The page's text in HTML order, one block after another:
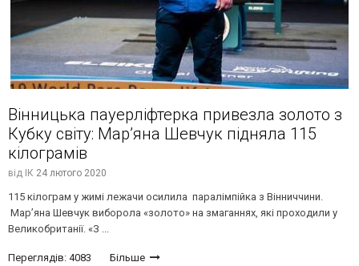
Вінницька пауерліфтерка привезла золото з
Кубку світу: Мар’яна Шевчук підняла 115
кілограмів
від ІК 24 лютого 2020
115 кілограм у жимі лежачи осилила паралімпійка з Вінниччини.
Мар’яна Шевчук виборола «золото» на змаганнях, які проходили у
Великобританії. «З ...
Переглядів: 4083 Більше